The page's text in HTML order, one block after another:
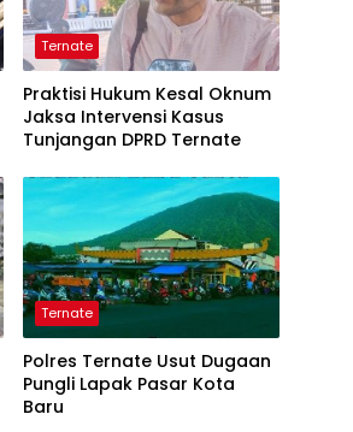
Ternate
Praktisi Hukum Kesal Oknum
Jaksa Intervensi Kasus
Tunjangan DPRD Ternate
Ternate
Polres Ternate Usut Dugaan
Pungli Lapak Pasar Kota
Baru